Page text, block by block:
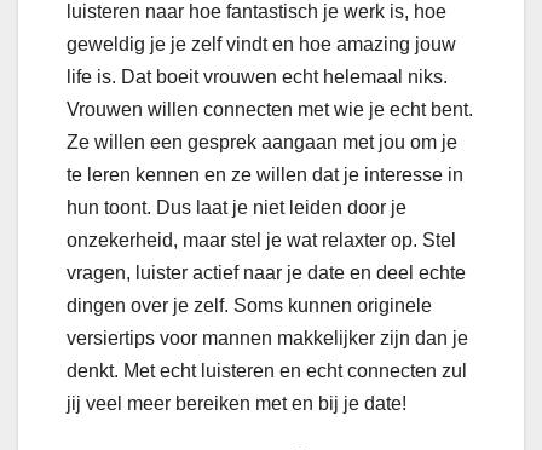
luisteren naar hoe fantastisch je werk is, hoe
geweldig je je zelf vindt en hoe amazing jouw
life is. Dat boeit vrouwen echt helemaal niks.
Vrouwen willen connecten met wie je echt bent.
Ze willen een gesprek aangaan met jou om je
te leren kennen en ze willen dat je interesse in
hun toont. Dus laat je niet leiden door je
onzekerheid, maar stel je wat relaxter op. Stel
vragen, luister actief naar je date en deel echte
dingen over je zelf. Soms kunnen originele
versiertips voor mannen makkelijker zijn dan je
denkt. Met echt luisteren en echt connecten zul
jij veel meer bereiken met en bij je date!